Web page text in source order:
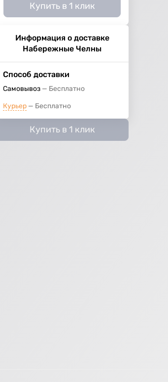
Купить в 1 клик
Информация о доставке
Набережные Челны
Способ доставки
Самовывоз Бесплатно
Курьер Бесплатно
Купить в 1 клик